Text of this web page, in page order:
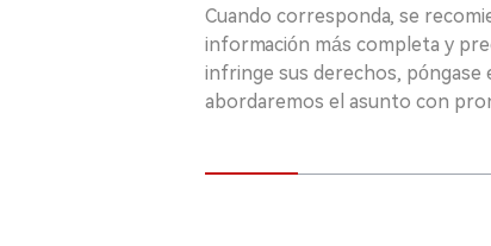
Cuando corresponda, se
información más completa y
infringe sus derechos,
abordaremos el asunto con